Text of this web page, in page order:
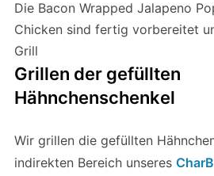
Die Bacon Wrapped Jalapeno
Chicken sind fertig vorbereitet
Grill
Grillen der gefüllten
Hähnchenschenkel
Wir grillen die gefüllten
indirekten Bereich unseres